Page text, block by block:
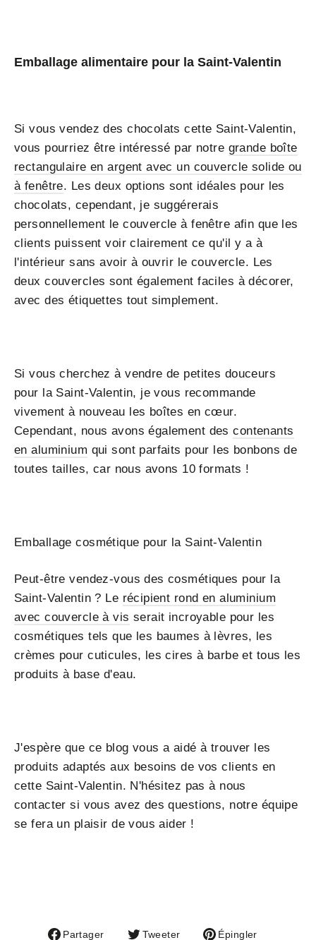
Emballage alimentaire pour la Saint-Valentin
Si vous vendez des chocolats cette Saint-Valentin,
vous pourriez être intéressé par notre grande boîte
rectangulaire en argent avec un couvercle solide ou
à fenêtre. Les deux options sont idéales pour les
chocolats, cependant, je suggérerais
personnellement le couvercle à fenêtre afin que les
clients puissent voir clairement ce qu'il y a à
l'intérieur sans avoir à ouvrir le couvercle. Les
deux couvercles sont également faciles à décorer,
avec des étiquettes tout simplement.
Si vous cherchez à vendre de petites douceurs
pour la Saint-Valentin, je vous recommande
vivement à nouveau les boîtes en cœur.
Cependant, nous avons également descontenants
en aluminium qui sont parfaits pour les bonbons de
toutes tailles, car nous avons 10 formats !
Emballage cosmétique pour la Saint-Valentin
Peut-être vendez-vous des cosmétiques pour la
Saint-Valentin ? Le récipient rond en aluminium
avec couvercle à vis serait incroyable pour les
cosmétiques tels que les baumes à lèvres, les
crèmes pour cuticules, les cires à barbe et tous les
produits à base d'eau.
J'espère que ce blog vous a aidé à trouver les
produits adaptés aux besoins de vos clients en
cette Saint-Valentin. N'hésitez pas à nous
contacter si vous avez des questions, notre équipe
se fera un plaisir de vous aider !
Partager Tweeter Épingler